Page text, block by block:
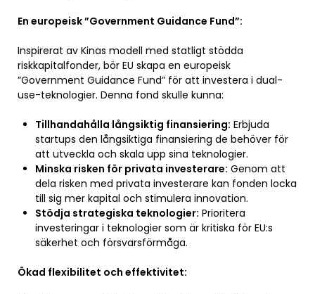
En europeisk ”Government Guidance Fund”:
Inspirerat av Kinas modell med statligt stödda
riskkapitalfonder, bör EU skapa en europeisk
”Government Guidance Fund” för att investera i dual-
use-teknologier. Denna fond skulle kunna:
Tillhandahålla långsiktig finansiering: Erbjuda
startups den långsiktiga finansiering de behöver för
att utveckla och skala upp sina teknologier.
Minska risken för privata investerare: Genom att
dela risken med privata investerare kan fonden locka
till sig mer kapital och stimulera innovation.
Stödja strategiska teknologier: Prioritera
investeringar i teknologier som är kritiska för EU:s
säkerhet och försvarsförmåga.
Ökad flexibilitet och effektivitet: